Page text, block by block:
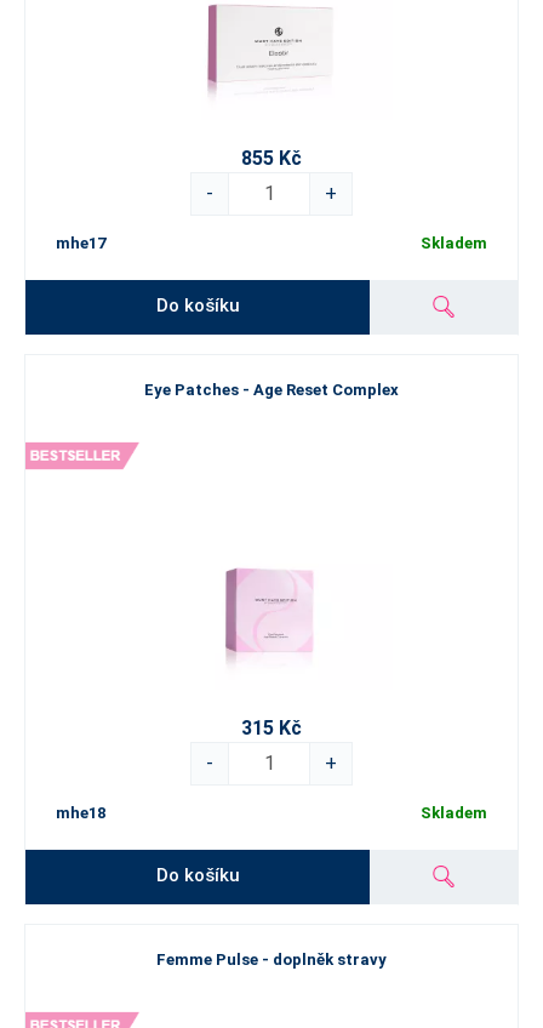
855 Kč
-
+
mhe17 Skladem
Do košíku
Eye Patches - Age Reset Complex
315 Kč
-
+
mhe18 Skladem
Do košíku
Femme Pulse - doplněk stravy